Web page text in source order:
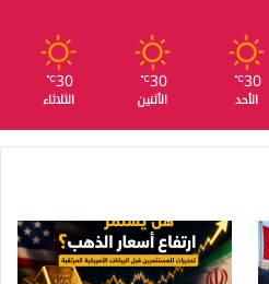
30
℃
الأحد
30
℃
الأثنين
30
℃
الثلاثاء